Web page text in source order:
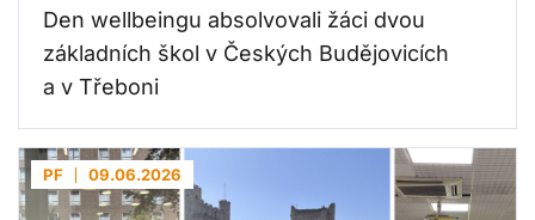
Den wellbeingu absolvovali žáci dvou
základních škol v Českých Budějovicích
a v Třeboni
PF 09.06.2026